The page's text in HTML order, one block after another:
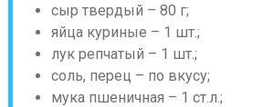
сыр твердый – 80 г;
яйца куриные – 1 шт.;
лук репчатый – 1 шт.;
соль, перец – по вкусу;
мука пшеничная – 1 ст.л.;